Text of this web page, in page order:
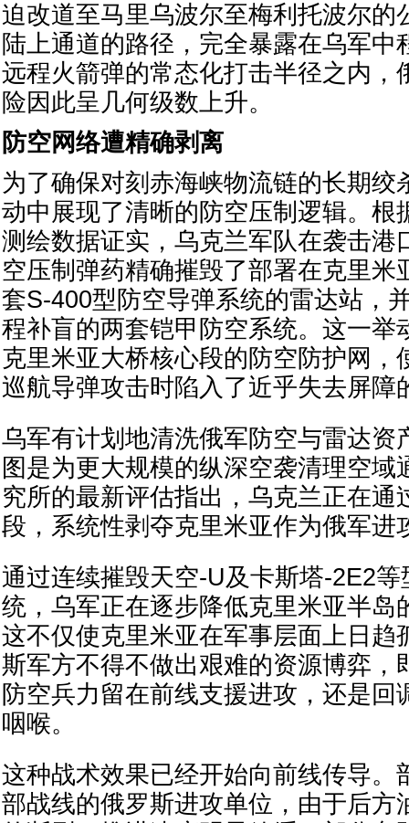
迫改道至马里乌波尔至梅利托波尔的
陆上通道的路径，完全暴露在乌军中
远程火箭弹的常态化打击半径之内，
险因此呈几何级数上升。
防空网络遭精确剥离
为了确保对刻赤海峡物流链的长期绞
动中展现了清晰的防空压制逻辑。根
测绘数据证实，乌克兰军队在袭击港
空压制弹药精确摧毁了部署在克里米
套S-400型防空导弹系统的雷达站，
程补盲的两套铠甲防空系统。这一举
克里米亚大桥核心段的防空防护网，
巡航导弹攻击时陷入了近乎失去屏障
乌军有计划地清洗俄军防空与雷达资
图是为更大规模的纵深空袭清理空域
究所的最新评估指出，乌克兰正在通
段，系统性剥夺克里米亚作为俄军进
通过连续摧毁天空-U及卡斯塔-2E2
统，乌军正在逐步降低克里米亚半岛
这不仅使克里米亚在军事层面上日趋
斯军方不得不做出艰难的资源博弈，
防空兵力留在前线支援进攻，还是回
咽喉。
这种战术效果已经开始向前线传导。
部战线的俄罗斯进攻单位，由于后方